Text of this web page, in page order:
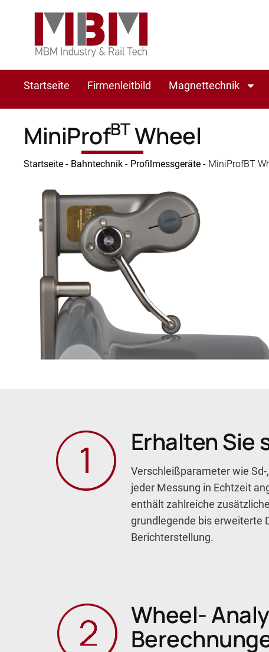
Startseite Firmenleitbild Magnettechnik
MiniProfBTWheel
Startseite - Bahntechnik - Profilmessgeräte - MiniProfBT
Erhalten Sie
Verschleißparameter wie
jeder Messung in Echtzeit
enthält zahlreiche
grundlegende bis erweiterte
Berichterstellung.
Wheel-